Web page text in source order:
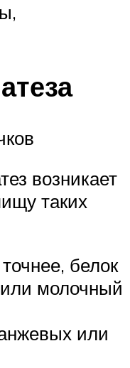
возникает
таких
белок
молочный
или